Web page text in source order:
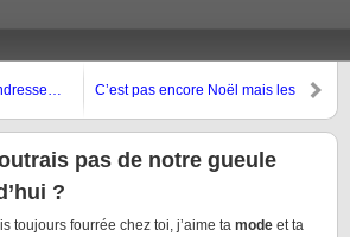
C’est pas encore Noël mais les
pas de notre gueule
?
toujours fourrée chez toi, j’aime ta mode et ta